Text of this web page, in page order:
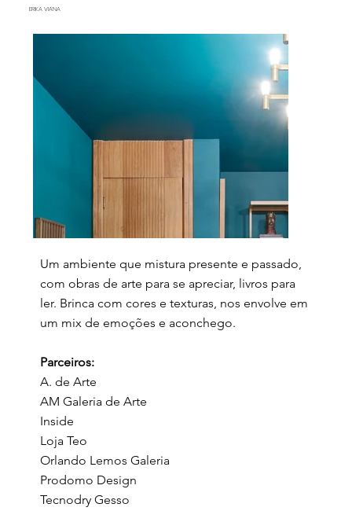
ERIKA VIANA
Um ambiente que mistura presente e passado,
com obras de arte para se apreciar, livros para
ler. Brinca com cores e texturas, nos envolve em
um mix de emoções e aconchego.
Parceiros:
A. de Arte
AM Galeria de Arte
Inside
Loja Teo
Orlando Lemos Galeria
Prodomo Design
Tecnodry Gesso